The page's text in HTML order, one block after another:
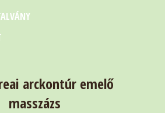
arckontúr emelő
masszázs